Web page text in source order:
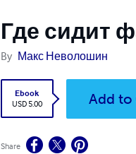
Где сидит
By Макс Неволошин
Ebook
USD 5.00
Add to
Share